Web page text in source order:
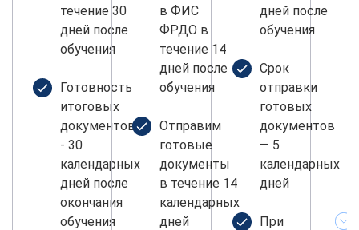
течение 30
дней после
обучения
Готовность
итоговых
документов
- 30
календарных
дней после
окончания
обучения
в ФИС
ФРДО в
течение 14
дней после
обучения
Отправим
готовые
документы
в течение 14
календарных
дней
дней после
обучения
Срок
отправки
готовых
документов
— 5
календарных
дней
При